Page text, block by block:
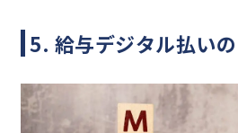
5. 給与デジタル払い